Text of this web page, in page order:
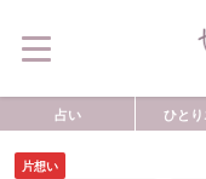
占い ひと
片想い